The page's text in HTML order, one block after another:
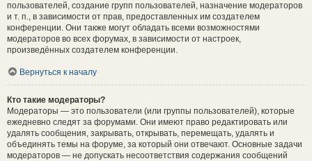
пользователей, создание групп пользователей, назначение модераторов
и т. п., в зависимости от прав, предоставленных им создателем
конференции. Они также могут обладать всеми возможностями
модераторов во всех форумах, в зависимости от настроек,
произведённых создателем конференции.
Вернуться к началу
Кто такие модераторы?
Модераторы — это пользователи (или группы пользователей), которые
ежедневно следят за форумами. Они имеют право редактировать или
удалять сообщения, закрывать, открывать, перемещать, удалять и
объединять темы на форуме, за который они отвечают. Основные задачи
модераторов — не допускать несоответствия содержания сообщений